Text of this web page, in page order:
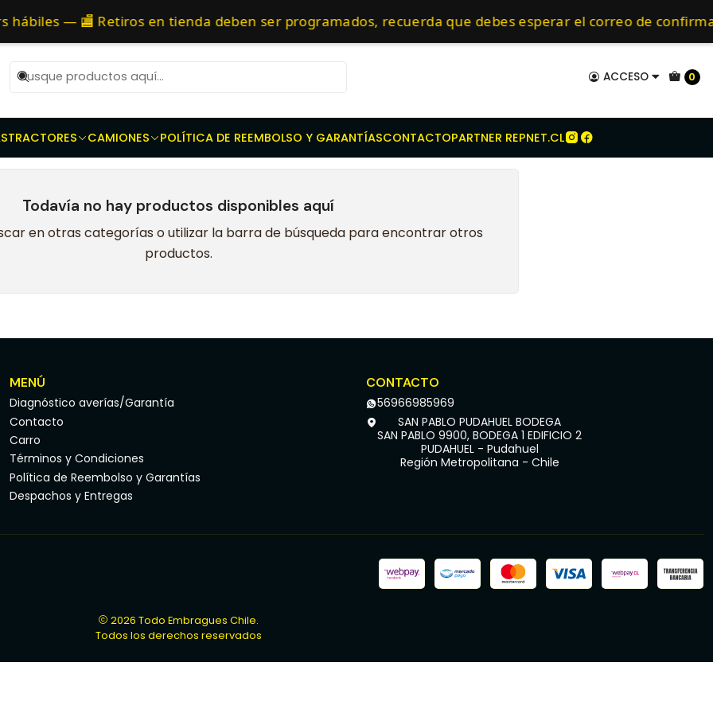
ACCESO 0
— 🏬 Retiros en tienda deben ser programados, recuerda que debes esperar el correo de
TRACTORES CAMIONES POLÍTICA DE REEMBOLSO Y GARANTÍASCONTACTOPARTNER REPNET.CL
10 AM de Lunes a Viernes y entregaremos al transporte en un máximo de 24 hrs hábiles.
- Prensas dobles - Discos de embrague - Discos toma Fuerza VALTRA VALMET vt800
vt800
Todavía no hay productos disponibles aquí
en otras categorías o utilizar la barra de búsqueda para encontrar otros
productos.
MENÚ
Diagnóstico averías/Garantía
Contacto
Carro
Términos y Condiciones
Política de Reembolso y Garantías
Despachos y Entregas
CONTACTO
56966985969
SAN PABLO PUDAHUEL BODEGA
SAN PABLO 9900, BODEGA 1 EDIFICIO 2
PUDAHUEL - Pudahuel
Región Metropolitana - Chile
2026 Todo Embragues Chile.
Todos los derechos reservados